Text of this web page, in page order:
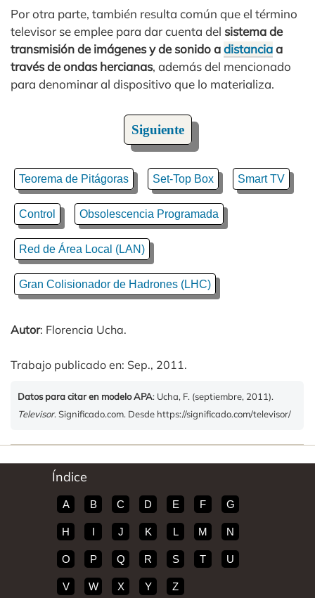
Por otra parte, también resulta común que el término
televisor se emplee para dar cuenta del sistema de
transmisión de imágenes y de sonido adistanciaa
través de ondas hercianas, además del mencionado
para denominar al dispositivo que lo materializa.
Siguiente
Teorema de Pitágoras Set-Top Box Smart TV
Control Obsolescencia Programada
Red de Área Local (LAN)
Gran Colisionador de Hadrones (LHC)
Autor: Florencia Ucha.
Trabajo publicado en: Sep., 2011.
Datos para citar en modelo APA: Ucha, F. (septiembre, 2011).
Televisor. Significado.com. Desde https://significado.com/televisor/
Índice
A B C D E F G
H I J K L M N
O P Q R S T U
V W X Y Z